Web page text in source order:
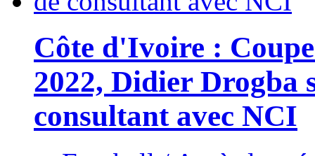
Côte d'Ivoire :
2022, Didier Drogba
consultant avec NCI